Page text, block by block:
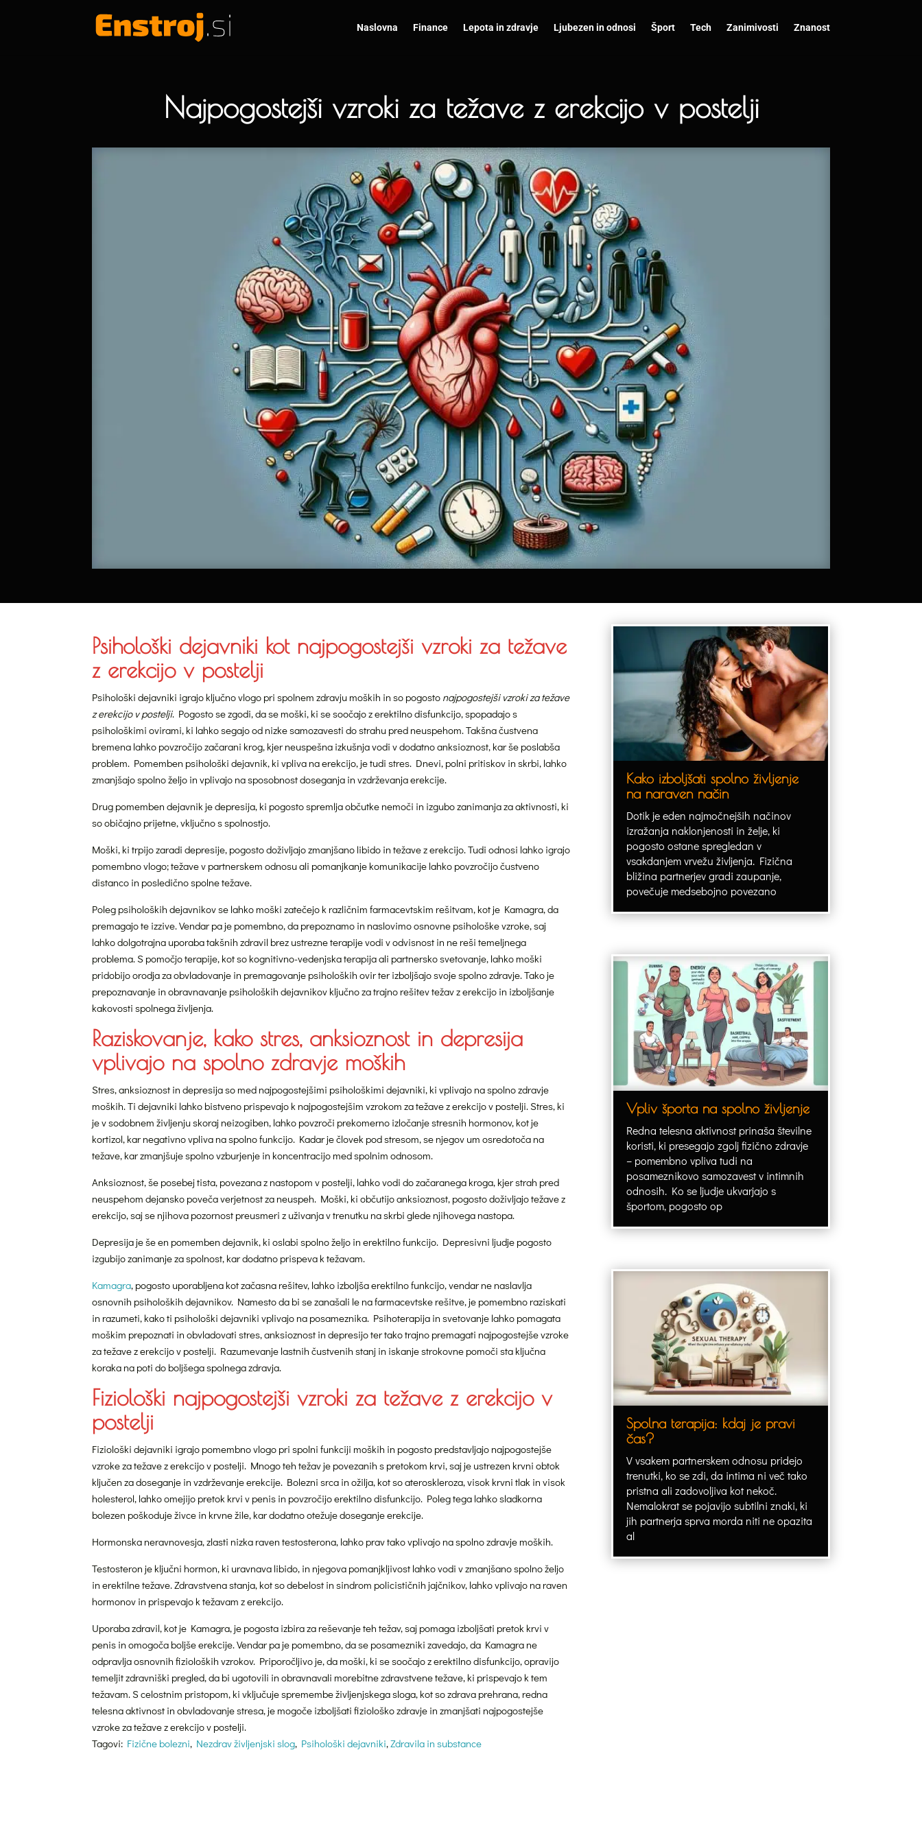
Naslovna Finance Lepota in zdravje Ljubezen in odnosi Šport Tech Zanimivosti Znanost
Najpogostejši vzroki za težave z erekcijo v postelji
Psihološki dejavniki kot najpogostejši vzroki za težave
z erekcijo v postelji
Psihološki dejavniki igrajo ključno vlogo pri spolnem zdravju moških in so pogosto najpogostejši vzroki za težave
z erekcijo v postelji. Pogosto se zgodi, da se moški, ki se soočajo z erektilno disfunkcijo, spopadajo s
psihološkimi ovirami, ki lahko segajo od nizke samozavesti do strahu pred neuspehom. Takšna čustvena
bremena lahko povzročijo začarani krog, kjer neuspešna izkušnja vodi v dodatno anksioznost, kar še poslabša
problem. Pomemben psihološki dejavnik, ki vpliva na erekcijo, je tudi stres. Dnevi, polni pritiskov in skrbi, lahko
zmanjšajo spolno željo in vplivajo na sposobnost doseganja in vzdrževanja erekcije.
Drug pomemben dejavnik je depresija, ki pogosto spremlja občutke nemoči in izgubo zanimanja za aktivnosti, ki
so običajno prijetne, vključno s spolnostjo.
Moški, ki trpijo zaradi depresije, pogosto doživljajo zmanjšano libido in težave z erekcijo. Tudi odnosi lahko igrajo
pomembno vlogo; težave v partnerskem odnosu ali pomanjkanje komunikacije lahko povzročijo čustveno
distanco in posledično spolne težave.
Poleg psiholoških dejavnikov se lahko moški zatečejo k različnim farmacevtskim rešitvam, kot je Kamagra, da
premagajo te izzive. Vendar pa je pomembno, da prepoznamo in naslovimo osnovne psihološke vzroke, saj
lahko dolgotrajna uporaba takšnih zdravil brez ustrezne terapije vodi v odvisnost in ne reši temeljnega
problema. S pomočjo terapije, kot so kognitivno-vedenjska terapija ali partnersko svetovanje, lahko moški
pridobijo orodja za obvladovanje in premagovanje psiholoških ovir ter izboljšajo svoje spolno zdravje. Tako je
prepoznavanje in obravnavanje psiholoških dejavnikov ključno za trajno rešitev težav z erekcijo in izboljšanje
kakovosti spolnega življenja.
Raziskovanje, kako stres, anksioznost in depresija
vplivajo na spolno zdravje moških
Stres, anksioznost in depresija so med najpogostejšimi psihološkimi dejavniki, ki vplivajo na spolno zdravje
moških. Ti dejavniki lahko bistveno prispevajo k najpogostejšim vzrokom za težave z erekcijo v postelji. Stres, ki
je v sodobnem življenju skoraj neizogiben, lahko povzroči prekomerno izločanje stresnih hormonov, kot je
kortizol, kar negativno vpliva na spolno funkcijo. Kadar je človek pod stresom, se njegov um osredotoča na
težave, kar zmanjšuje spolno vzburjenje in koncentracijo med spolnim odnosom.
Anksioznost, še posebej tista, povezana z nastopom v postelji, lahko vodi do začaranega kroga, kjer strah pred
neuspehom dejansko poveča verjetnost za neuspeh. Moški, ki občutijo anksioznost, pogosto doživljajo težave z
erekcijo, saj se njihova pozornost preusmeri z uživanja v trenutku na skrbi glede njihovega nastopa.
Depresija je še en pomemben dejavnik, ki oslabi spolno željo in erektilno funkcijo. Depresivni ljudje pogosto
izgubijo zanimanje za spolnost, kar dodatno prispeva k težavam.
Kamagra, pogosto uporabljena kot začasna rešitev, lahko izboljša erektilno funkcijo, vendar ne naslavlja
osnovnih psiholoških dejavnikov. Namesto da bi se zanašali le na farmacevtske rešitve, je pomembno raziskati
in razumeti, kako ti psihološki dejavniki vplivajo na posameznika. Psihoterapija in svetovanje lahko pomagata
moškim prepoznati in obvladovati stres, anksioznost in depresijo ter tako trajno premagati najpogostejše vzroke
za težave z erekcijo v postelji. Razumevanje lastnih čustvenih stanj in iskanje strokovne pomoči sta ključna
koraka na poti do boljšega spolnega zdravja.
Fiziološki najpogostejši vzroki za težave z erekcijo v
postelji
Fiziološki dejavniki igrajo pomembno vlogo pri spolni funkciji moških in pogosto predstavljajo najpogostejše
vzroke za težave z erekcijo v postelji. Mnogo teh težav je povezanih s pretokom krvi, saj je ustrezen krvni obtok
ključen za doseganje in vzdrževanje erekcije. Bolezni srca in ožilja, kot so ateroskleroza, visok krvni tlak in visok
holesterol, lahko omejijo pretok krvi v penis in povzročijo erektilno disfunkcijo. Poleg tega lahko sladkorna
bolezen poškoduje živce in krvne žile, kar dodatno otežuje doseganje erekcije.
Hormonska neravnovesja, zlasti nizka raven testosterona, lahko prav tako vplivajo na spolno zdravje moških.
Testosteron je ključni hormon, ki uravnava libido, in njegova pomanjkljivost lahko vodi v zmanjšano spolno željo
in erektilne težave. Zdravstvena stanja, kot so debelost in sindrom policističnih jajčnikov, lahko vplivajo na raven
hormonov in prispevajo k težavam z erekcijo.
Uporaba zdravil, kot je Kamagra, je pogosta izbira za reševanje teh težav, saj pomaga izboljšati pretok krvi v
penis in omogoča boljše erekcije. Vendar pa je pomembno, da se posamezniki zavedajo, da Kamagra ne
odpravlja osnovnih fizioloških vzrokov. Priporočljivo je, da moški, ki se soočajo z erektilno disfunkcijo, opravijo
temeljit zdravniški pregled, da bi ugotovili in obravnavali morebitne zdravstvene težave, ki prispevajo k tem
težavam. S celostnim pristopom, ki vključuje spremembe življenjskega sloga, kot so zdrava prehrana, redna
telesna aktivnost in obvladovanje stresa, je mogoče izboljšati fiziološko zdravje in zmanjšati najpogostejše
vzroke za težave z erekcijo v postelji.
Tagovi: Fizične bolezni, Nezdrav življenjski slog, Psihološki dejavniki,Zdravila in substance
Kako izboljšati spolno življenje
na naraven način
Dotik je eden najmočnejših načinov
izražanja naklonjenosti in želje, ki
pogosto ostane spregledan v
vsakdanjem vrvežu življenja. Fizična
bližina partnerjev gradi zaupanje,
povečuje medsebojno povezano
Vpliv športa na spolno življenje
Redna telesna aktivnost prinaša številne
koristi, ki presegajo zgolj fizično zdravje
– pomembno vpliva tudi na
posameznikovo samozavest v intimnih
odnosih. Ko se ljudje ukvarjajo s
športom, pogosto op
Spolna terapija: kdaj je pravi
čas?
V vsakem partnerskem odnosu pridejo
trenutki, ko se zdi, da intima ni več tako
pristna ali zadovoljiva kot nekoč.
Nemalokrat se pojavijo subtilni znaki, ki
jih partnerja sprva morda niti ne opazita
al